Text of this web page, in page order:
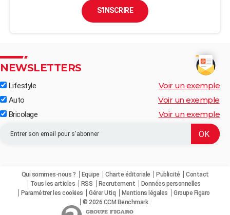
S'INSCRIRE
NEWSLETTERS
Lifestyle Voir un exemple
Auto Voir un exemple
Bricolage Voir un exemple
Qui sommes-nous ? Equipe Charte éditoriale Publicité
Contact
Tous les articles
RSS Recrutement
Données personnelles
Paramétrer les cookies
Gérer Utiq Mentions légales
Groupe Figaro
© 2026 CCM Benchmark